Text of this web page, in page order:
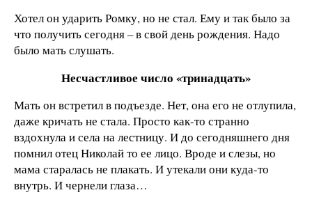
Хотел он ударить Ромку, но не стал. Ему и так было за
что получить сегодня – в свой день рождения. Надо
было мать слушать.
Несчастливое число «тринадцать»
Мать он встретил в подъезде. Нет, она его не отлупила,
даже кричать не стала. Просто как-то странно
вздохнула и села на лестницу. И до сегодняшнего дня
помнил отец Николай то ее лицо. Вроде и слезы, но
мама старалась не плакать. И утекали они куда-то
внутрь. И чернели глаза…